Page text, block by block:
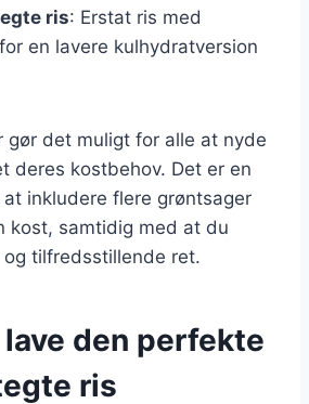
ris: Erstat ris med
en lavere kulhydratversion
gør det muligt for alle at nyde
deres kostbehov. Det er en
inkludere flere grøntsager
kost, samtidig med at du
tilfredsstillende ret.
den perfekte
ris